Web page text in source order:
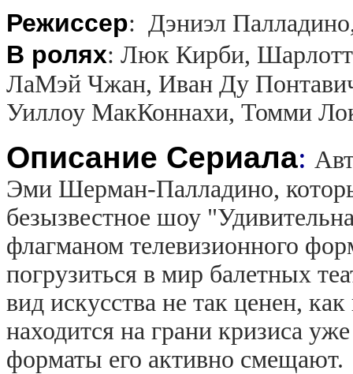
Режиссер: Дэниэл
В ролях: Люк Кирби,
ЛаМэй Чжан, Иван Ду
Уиллоу МакКоннахи, Томми
Описание Сериала:
Эми Шерман-Палладино,
безызвестное шоу
флагманом телевизионного
погрузиться в мир балетных
вид искусства не так ценен,
находится на грани кризиса
форматы его активно смещают.